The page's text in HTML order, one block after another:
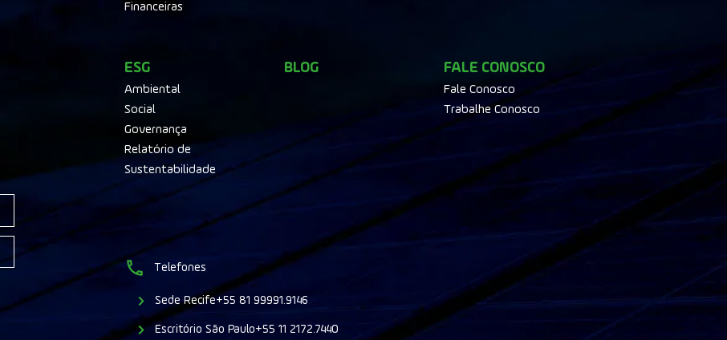
Financeiras
ESG
Ambiental
Social
Governança
Relatório de
Sustentabilidade
BLOG FALE CONOSCO
Fale Conosco
Trabalhe Conosco
Telefones
Sede Recife+55 81 99991.9146
Escritório São Paulo+55 11 2172.7440